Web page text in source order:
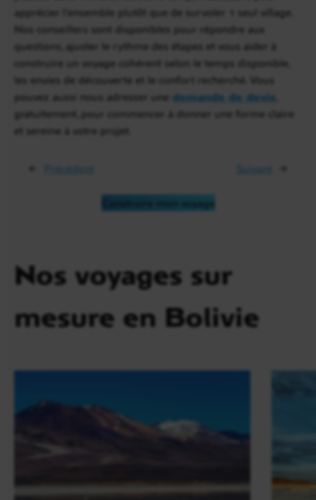
apprécier l’ensemble plutôt que de survoler 1 seul village.
Nos conseillers sont disponibles pour répondre aux
questions, ajuster le rythme des étapes et vous aider à
construire un voyage cohérent selon le temps disponible,
les envies de découverte et le confort recherché. Vous
pouvez aussi nous adresser une demande de devis
gratuitement, pour commencer à donner une forme claire
et sereine à votre projet.
← Suivant →
Construire mon voyage
Nos voyages sur
mesure en Bolivie